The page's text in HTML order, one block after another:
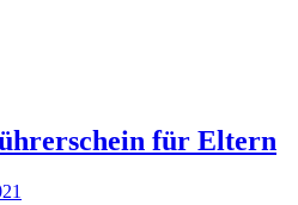
für Eltern